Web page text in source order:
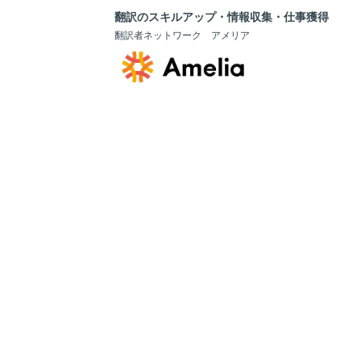
翻訳のスキルアップ・情報収集・仕事獲得
翻訳者ネットワーク アメリア